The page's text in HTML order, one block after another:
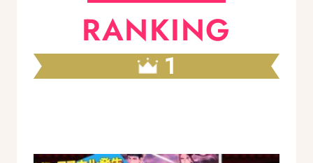
RANKING
1